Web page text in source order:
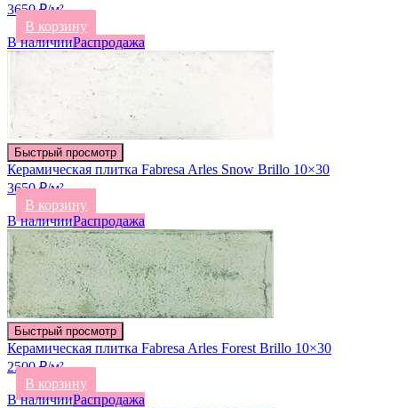
3650 ₽/м²
В корзину
В наличииРаспродажа
Быстрый просмотр
Керамическая плитка Fabresa Arles Snow Brillo 10×30
3650 ₽/м²
В корзину
В наличииРаспродажа
Быстрый просмотр
Керамическая плитка Fabresa Arles Forest Brillo 10×30
2500 ₽/м²
В корзину
В наличииРаспродажа